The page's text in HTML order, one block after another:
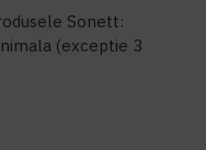
Sonett:
(exceptie 3